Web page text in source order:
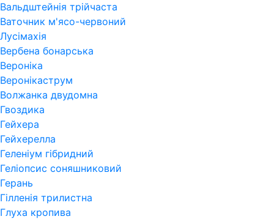
Вальдштейнія трійчаста
Ваточник м'ясо-червоний
Лусімахія
Вербена бонарська
Вероніка
Веронікаструм
Волжанка двудомна
Гвоздика
Гейхера
Гейхерелла
Геленіум гібридний
Геліопсис соняшниковий
Герань
Гiлленiя трилистна
Глуха кропива